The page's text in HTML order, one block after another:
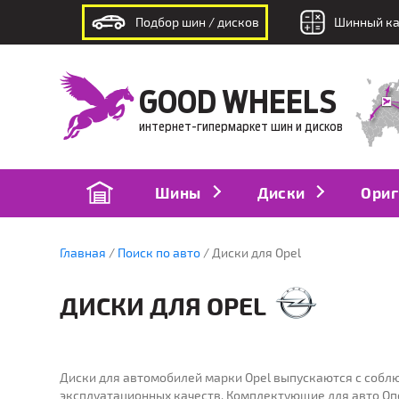
Подбор шин / дисков Шинный
GOOD WHEELS
интернет-гипермаркет шин и дисков
Шины Диски
Главная Поиск по авто Диски для Opel
ДИСКИ ДЛЯ OPEL
по модели авто
Диски для автомобилей марки Opel выпускаются с
эксплуатационных качеств. Комплектующие для авто